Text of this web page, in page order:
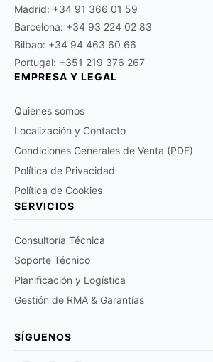
Madrid: +34 91 366 01 59
Barcelona: +34 93 224 02 83
Bilbao: +34 94 463 60 66
Portugal: +351 219 376 267
EMPRESA Y LEGAL
Quiénes somos
Localización y Contacto
Condiciones Generales de Venta (PDF)
Política de Privacidad
Política de Cookies
SERVICIOS
Consultoría Técnica
Soporte Técnico
Planificación y Logística
Gestión de RMA & Garantías
SÍGUENOS